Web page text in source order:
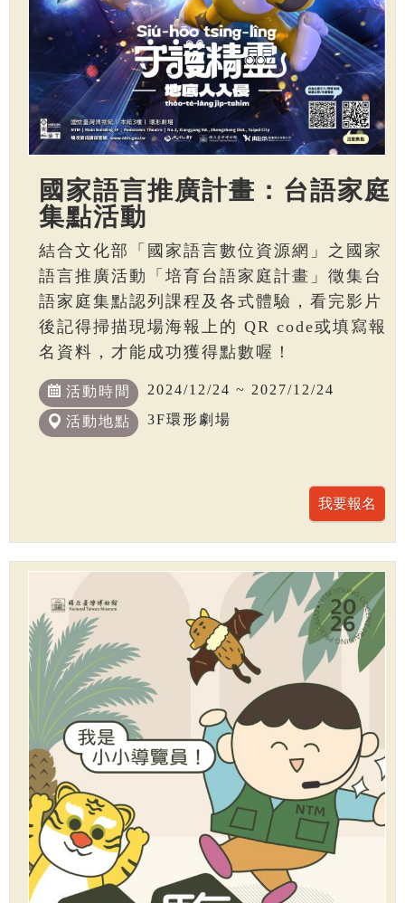
國家語言推廣計畫：台語家庭
集點活動
結合文化部「國家語言數位資源網」之國家
語言推廣活動「培育台語家庭計畫」徵集台
語家庭集點認列課程及各式體驗，看完影片
後記得掃描現場海報上的 QR code或填寫報
名資料，才能成功獲得點數喔！
活動時間 2024/12/24 ~ 2027/12/24
活動地點 3F環形劇場